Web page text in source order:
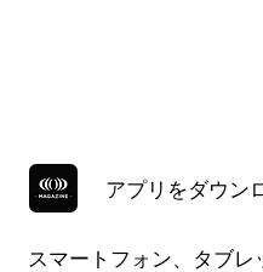
アプリをダウン
スマートフォン、タブ